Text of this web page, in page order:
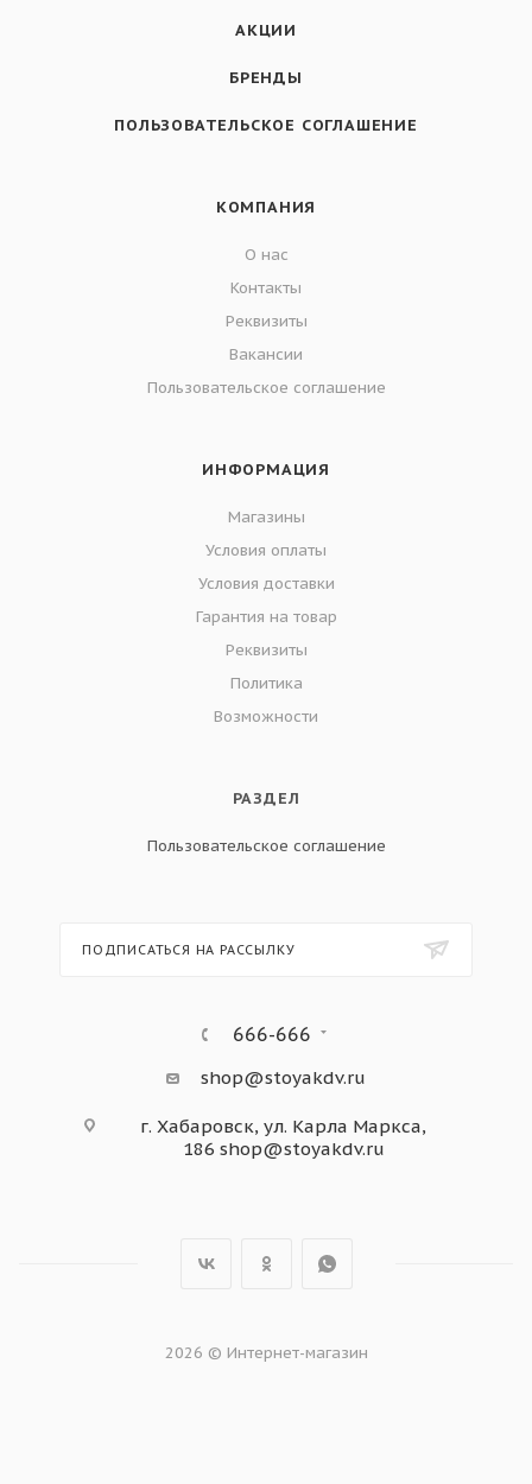
АКЦИИ
БРЕНДЫ
ПОЛЬЗОВАТЕЛЬСКОЕ СОГЛАШЕНИЕ
КОМПАНИЯ
О нас
Контакты
Реквизиты
Вакансии
Пользовательское соглашение
ИНФОРМАЦИЯ
Магазины
Условия оплаты
Условия доставки
Гарантия на товар
Реквизиты
Политика
Возможности
РАЗДЕЛ
Пользовательское соглашение
ПОДПИСАТЬСЯ НА РАССЫЛКУ
666-666
shop@stoyakdv.ru
г. Хабаровск, ул. Карла Маркса,
186 shop@stoyakdv.ru
2026 © Интернет-магазин